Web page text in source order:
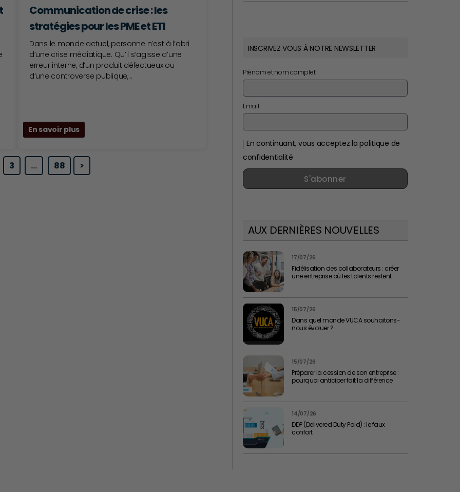
Communication de crise : les
stratégies pour les PME et ETI
Dans le monde actuel, personne n’est à l’abri
d’une crise médiatique. Qu’il s’agisse d’une
erreur interne, d’un produit défectueux ou
d’une controverse publique,...
En savoir plus
3 … 88 >
INSCRIVEZ VOUS À NOTRE NEWSLETTER
Prénom et nom complet
Email
En continuant, vous acceptez la politique de
confidentialité
S'abonner
AUX DERNIÈRES NOUVELLES
17/07/26
Fidélisation des collaborateurs : créer
une entreprise où les talents restent
15/07/26
Dans quel monde VUCA souhaitons-
nous évoluer ?
15/07/26
Préparer la cession de son entreprise :
pourquoi anticiper fait la différence
14/07/26
DDP (Delivered Duty Paid) : le faux
confort